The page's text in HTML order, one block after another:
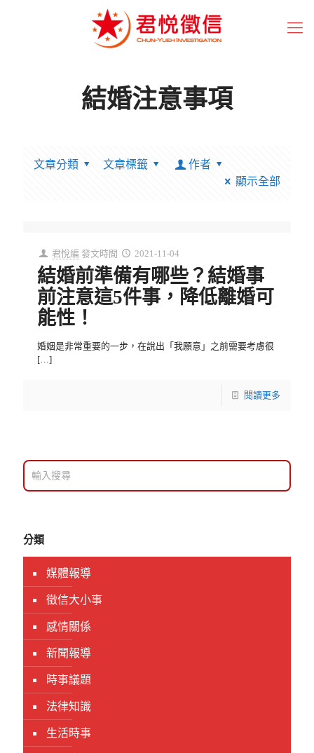
結婚注意事項
文章分類 文章標籤
作者
顯示全部
君悅編 發文時間 2021-11-04
結婚前準備有哪些？結婚事
前注意這5件事，降低離婚可
能性！
婚姻是非常重要的一步，在說出「我願意」之前需要考慮很
[…]
閱讀更多
分類
媒體報導
徵信大小事
感情關係
新聞報導
時事議題
法律知識
生活時事